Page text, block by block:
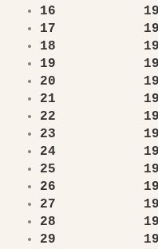
16 1965
17 1965
18 1966
19 1966
20 1968
21 1968
22 1969
23 1970
24 1970
25 1972
26 1972
27 1972
28 1973
29 1973